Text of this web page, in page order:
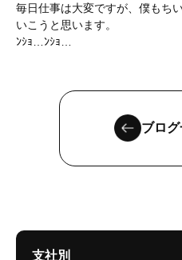
毎日仕事は大変ですが、僕もち
いこうと思います。
ﾝｼｮ…ﾝｼｮ…
ブロ
支社別